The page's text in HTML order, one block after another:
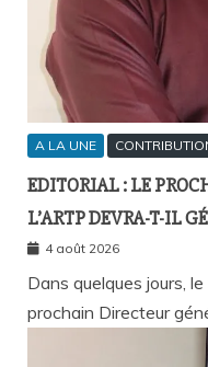
A LA UNE
EDITORIAL : LE
L’ARTP DEVRA-T-IL
CELUI DE DEMAIN ?
4 août 2026
Dans quelques jours,
prochain Directeur